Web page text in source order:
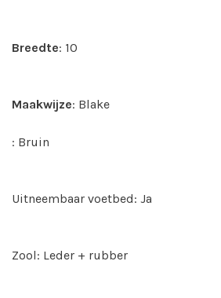
Breedte: 10
Maakwijze: Blake
: Bruin
Uitneembaar voetbed: Ja
Zool: Leder + rubber